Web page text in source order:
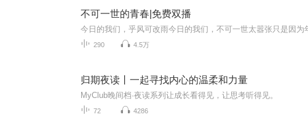
不可一世的青春|免费双播
290 4.5万
归期夜读丨一起寻找内心的温柔和力量
MyClub晚间档·夜读系列让成长看得见，让思考听得见。
72 4286